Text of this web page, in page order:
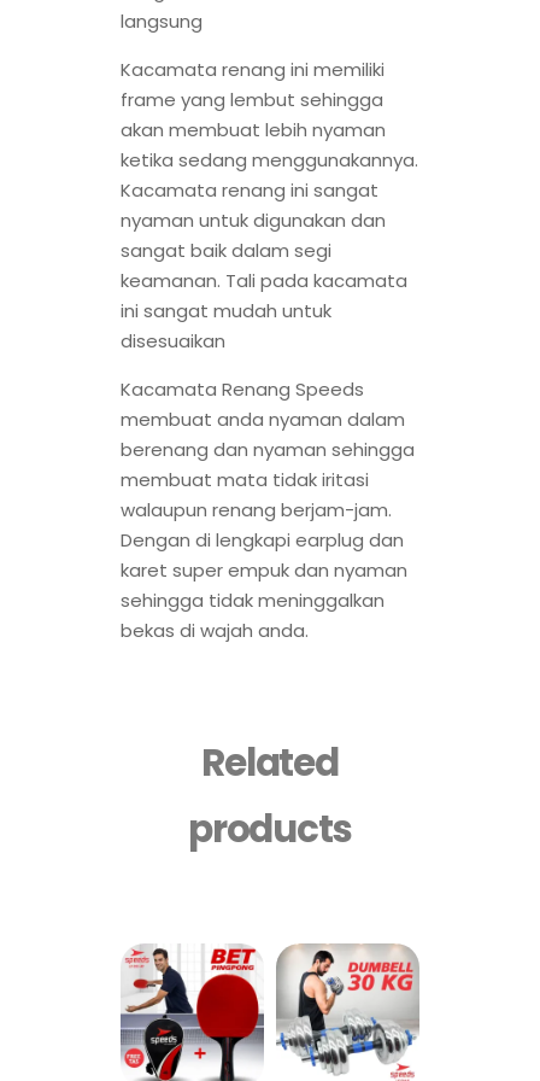
langsung
Kacamata renang ini memiliki
frame yang lembut sehingga
akan membuat lebih nyaman
ketika sedang menggunakannya.
Kacamata renang ini sangat
nyaman untuk digunakan dan
sangat baik dalam segi
keamanan. Tali pada kacamata
ini sangat mudah untuk
disesuaikan
Kacamata Renang Speeds
membuat anda nyaman dalam
berenang dan nyaman sehingga
membuat mata tidak iritasi
walaupun renang berjam-jam.
Dengan di lengkapi earplug dan
karet super empuk dan nyaman
sehingga tidak meninggalkan
bekas di wajah anda.
Related
products